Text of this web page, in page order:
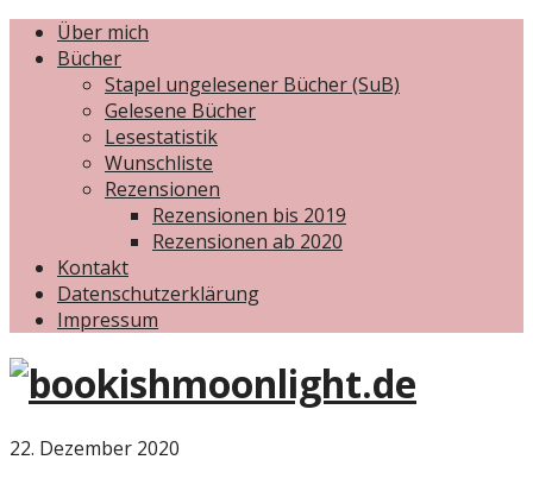
Über mich
Bücher
Stapel ungelesener Bücher (SuB)
Gelesene Bücher
Lesestatistik
Wunschliste
Rezensionen
Rezensionen bis 2019
Rezensionen ab 2020
Kontakt
Datenschutzerklärung
Impressum
22. Dezember 2020